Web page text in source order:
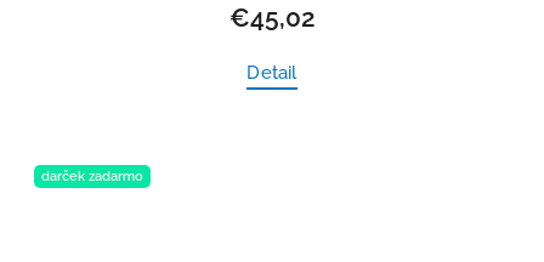
€45,02
Detail
darček zadarmo